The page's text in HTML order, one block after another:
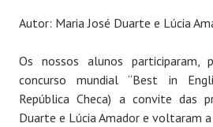
Autor: Maria José Duarte e Lúcia
Os nossos alunos participaram,
concurso mundial “Best in
República Checa) a convite das
Duarte e Lúcia Amador e voltaram a